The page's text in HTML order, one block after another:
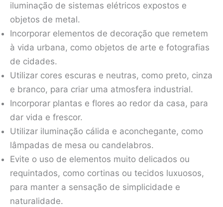
iluminação de sistemas elétricos expostos e
objetos de metal.
Incorporar elementos de decoração que remetem
à vida urbana, como objetos de arte e fotografias
de cidades.
Utilizar cores escuras e neutras, como preto, cinza
e branco, para criar uma atmosfera industrial.
Incorporar plantas e flores ao redor da casa, para
dar vida e frescor.
Utilizar iluminação cálida e aconchegante, como
lâmpadas de mesa ou candelabros.
Evite o uso de elementos muito delicados ou
requintados, como cortinas ou tecidos luxuosos,
para manter a sensação de simplicidade e
naturalidade.